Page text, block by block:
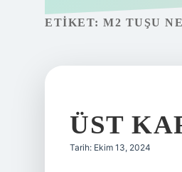
ETIKET: M2 TUŞU
ÜST
Tarih: Ekim 13, 2024